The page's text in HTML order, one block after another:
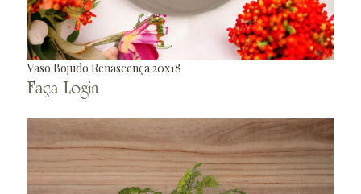
Vaso Bojudo Renascença 20x18
Faça Login